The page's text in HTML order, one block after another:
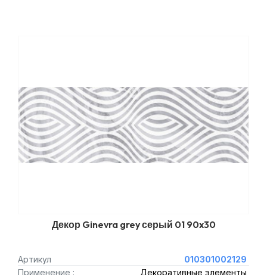
Декор Ginevra grey серый 01 90x30
Артикул
010301002129
Применение :
Декоративные элементы